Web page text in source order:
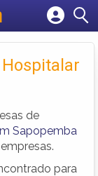
de
Sapopemba
para